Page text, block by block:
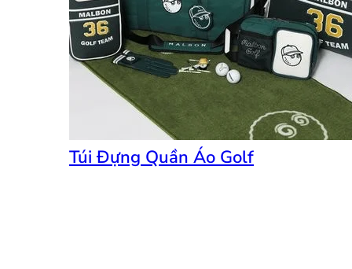
Túi Đựng Quần Áo Golf